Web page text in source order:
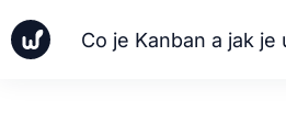
Co je Kanban a jak je